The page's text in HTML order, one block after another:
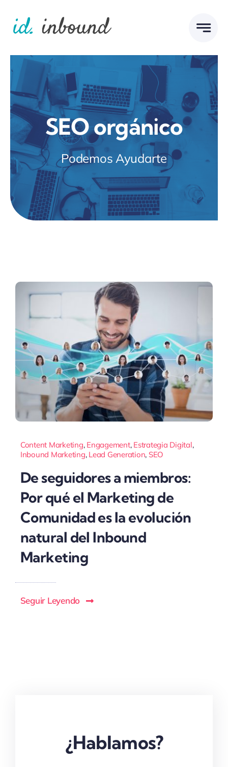
content
SEO orgánico
Podemos Ayudarte
Content Marketing, Engagement, Estrategia Digital,
Inbound Marketing, Lead Generation, SEO
De seguidores a miembros:
Por qué el Marketing de
Comunidad es la evolución
natural del Inbound
Marketing
Seguir Leyendo
¿Hablamos?